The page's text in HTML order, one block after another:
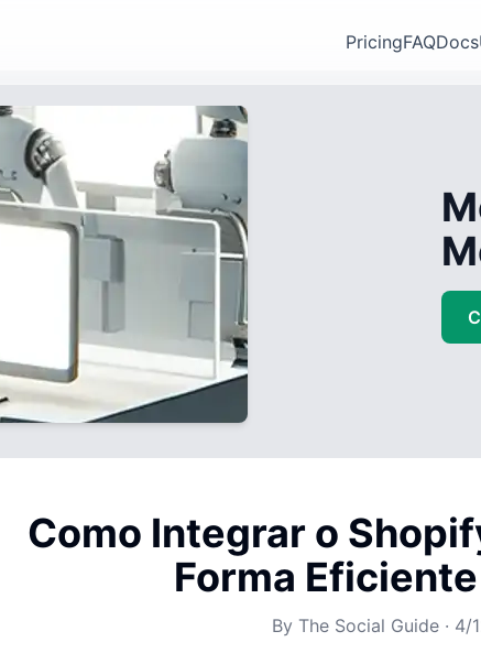
PricingFAQDocs
Como Integrar o
Forma
By The Social Guide· 4/